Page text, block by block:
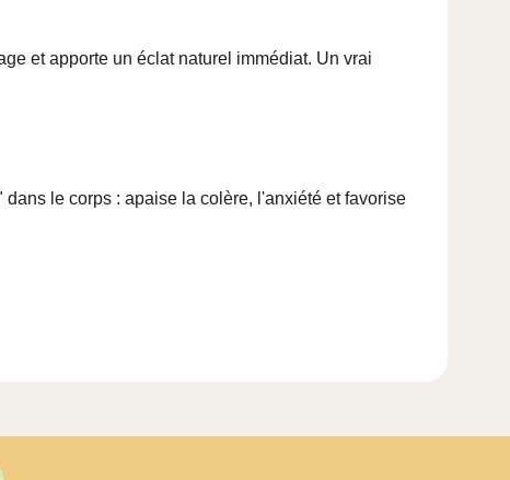
et apporte un éclat naturel immédiat. Un vrai
le corps : apaise la colère, l'anxiété et favorise